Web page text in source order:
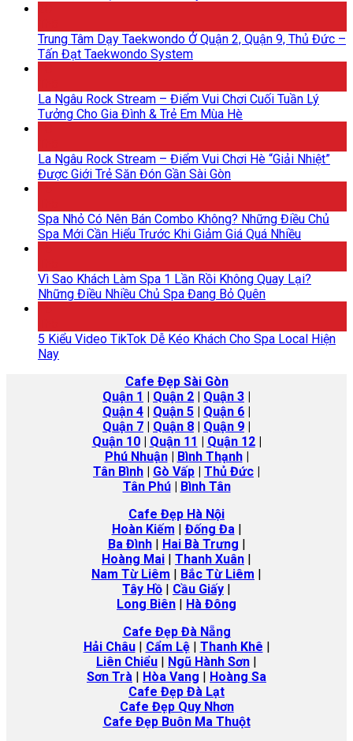
Trung Tâm Dạy Taekwondo Ở Quận 2, Quận 9, Thủ Đức –
Tấn Đạt Taekwondo System
La Ngâu Rock Stream – Điểm Vui Chơi Cuối Tuần Lý
Tưởng Cho Gia Đình & Trẻ Em Mùa Hè
La Ngâu Rock Stream – Điểm Vui Chơi Hè “Giải Nhiệt”
Được Giới Trẻ Săn Đón Gần Sài Gòn
Spa Nhỏ Có Nên Bán Combo Không? Những Điều Chủ
Spa Mới Cần Hiểu Trước Khi Giảm Giá Quá Nhiều
Vì Sao Khách Làm Spa 1 Lần Rồi Không Quay Lại?
Những Điều Nhiều Chủ Spa Đang Bỏ Quên
5 Kiểu Video TikTok Dễ Kéo Khách Cho Spa Local Hiện
Nay
Cafe Đẹp Sài Gòn
Quận 1
Quận 2 Quận 3
Quận 4
Quận 5 Quận 6
Quận 7
Quận 8 Quận 9
Quận 10| Quận 11 Quận 12|
Phú Nhuận| Bình Thạnh|
Tân Bình
Gò Vấp Thủ Đức
Tân Phú|
Bình Tân
Cafe Đẹp Hà Nội
Hoàn Kiếm
Đống Đa|
Ba Đình| Hai Bà Trưng
Hoàng Mai
Thanh Xuân
Nam Từ Liêm
Bắc Từ Liêm
Tây Hồ
Cầu Giấy
Long Biên
Hà Đông
Cafe Đẹp Đà Nẵng
Hải Châu| Cẩm Lệ| Thanh Khê
Liên Chiểu
Ngũ Hành Sơn
Sơn Trà
Hòa Vang
Hoàng Sa
Cafe Đẹp Đà Lạt
Cafe Đẹp Quy Nhơn
Cafe Đẹp Buôn Ma Thuột